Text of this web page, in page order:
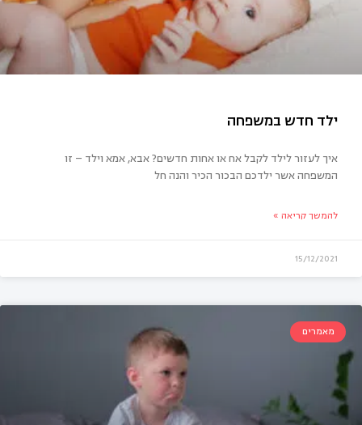
איך לעזור לילד לקבל אח או אחות חדשים? אבא, אמא וילד – זו
המשפחה אשר ילדכם הבכור הכיר והנה חל
להמשך קריאה »
15/12/2021
מאמרים